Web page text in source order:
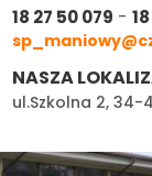
18 27 50 079 -
NASZA
ul.Szkolna 2, 34-